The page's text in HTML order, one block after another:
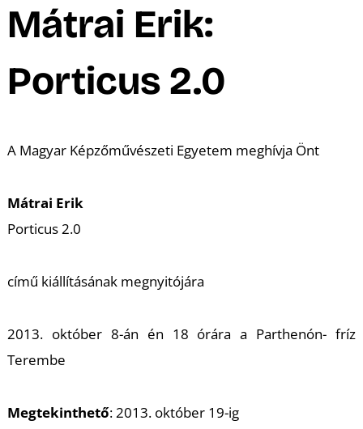
Mátrai Erik:
Porticus 2.0
A Magyar Képzőművészeti Egyetem meghívja Önt
Mátrai Erik
Porticus 2.0
című kiállításának megnyitójára
2013. október 8-án én 18 órára a Parthenón- fríz
Terembe
Megtekinthető: 2013. október 19-ig